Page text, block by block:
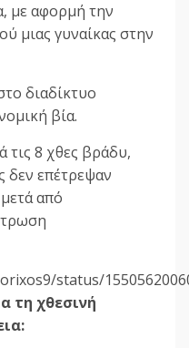
με αφορμή την
μιας γυναίκας στην
διαδίκτυο
βία.
τις 8 χθες βράδυ,
δεν επέτρεψαν
από
status/
τη χθεσινή